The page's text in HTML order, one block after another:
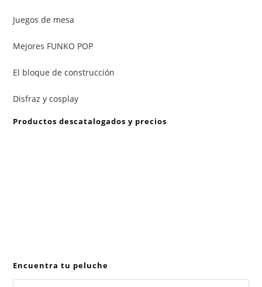
Juegos de mesa
Mejores FUNKO POP
El bloque de construcción
Disfraz y cosplay
Productos descatalogados y precios
Encuentra tu peluche